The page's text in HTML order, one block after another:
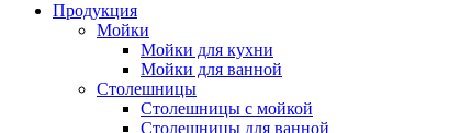
Продукция
Мойки
Мойки для кухни
Мойки для ванной
Столешницы
Столешницы с мойкой
Столешницы для ванной